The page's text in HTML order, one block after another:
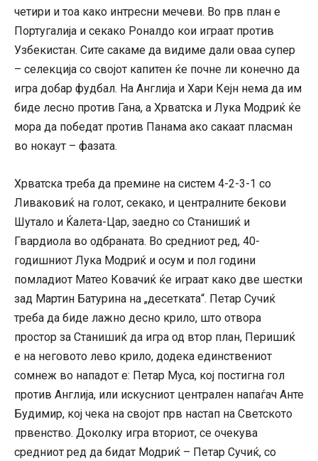
четири и тоа како интресни мечеви. Во прв план е
Португалија и секако Роналдо кои играат против
Узбекистан. Сите сакаме да видиме дали оваа супер
– селекција со својот капитен ќе почне ли конечно да
игра добар фудбал. На Англија и Хари Кејн нема да им
биде лесно против Гана, а Хрватска и Лука Модриќ ќе
мора да победат против Панама ако сакаат пласман
во нокаут – фазата.
Хрватска треба да премине на систем 4-2-3-1 со
Ливаковиќ на голот, секако, и централните бекови
Шутало и Ќалета-Цар, заедно со Станишиќ и
Гвардиола во одбраната. Во средниот ред, 40-
годишниот Лука Модриќ и осум и пол години
помладиот Матео Ковачиќ ќе играат како две шестки
зад Мартин Батурина на „десетката“. Петар Сучиќ
треба да биде лажно десно крило, што отвора
простор за Станишиќ да игра од втор план, Перишиќ
е на неговото лево крило, додека единствениот
сомнеж во нападот е: Петар Муса, кој постигна гол
против Англија, или искусниот централен напаѓач Анте
Будимир, кој чека на својот прв настап на Светското
првенство. Доколку игра вториот, се очекува
средниот ред да бидат Модриќ – Петар Сучиќ, со